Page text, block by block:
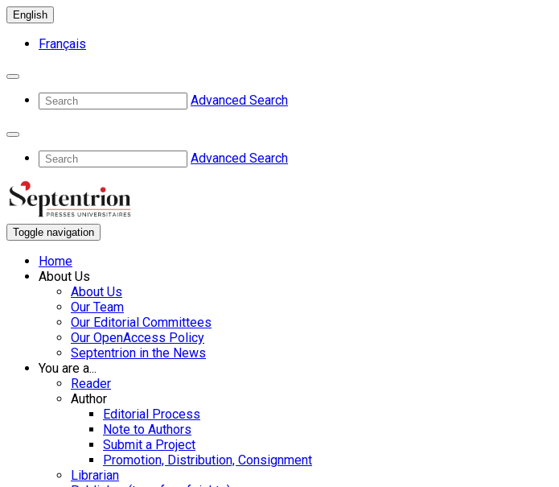
English
Français
Advanced Search
Advanced Search
Toggle navigation
Home
About Us
About Us
Our Team
Our Editorial Committees
Our OpenAccess Policy
Septentrion in the News
You are a...
Reader
Author
Editorial Process
Note to Authors
Submit a Project
Promotion, Distribution, Consignment
Librarian